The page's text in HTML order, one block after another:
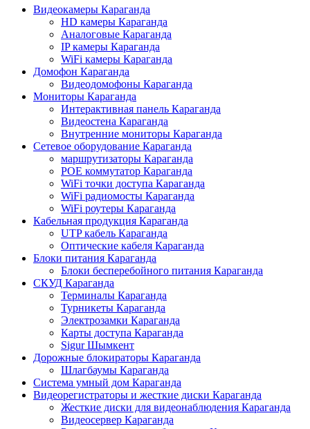
Видеокамеры Караганда
HD камеры Караганда
Аналоговые Караганда
IP камеры Караганда
WiFi камеры Караганда
Домофон Караганда
Видеодомофоны Караганда
Мониторы Караганда
Интерактивная панель Караганда
Видеостена Караганда
Внутренние мониторы Караганда
Сетевое оборудование Караганда
маршрутизаторы Караганда
POE коммутатор Караганда
WiFi точки доступа Караганда
WiFi радиомосты Караганда
WiFi роутеры Караганда
Кабельная продукция Караганда
UTP кабель Караганда
Оптические кабеля Караганда
Блоки питания Караганда
Блоки бесперебойного питания Караганда
СКУД Караганда
Терминалы Караганда
Турникеты Караганда
Электрозамки Караганда
Карты доступа Караганда
Sigur Шымкент
Дорожные блокираторы Караганда
Шлагбаумы Караганда
Система умный дом Караганда
Видеорегистраторы и жесткие диски Караганда
Жесткие диски для видеонаблюдения Караганда
Видеосервер Караганда